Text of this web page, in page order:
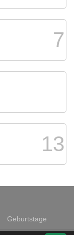
7
13
Geburtstage